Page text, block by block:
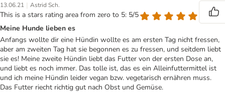
13.06.21 | Astrid Sch.
This is a stars rating area from zero to 5: 5/5
Meine Hunde lieben es
Anfangs wollte dir eine Hündin wollte es am ersten Tag nicht fressen,
aber am zweiten Tag hat sie begonnen es zu fressen, und seitdem liebt
sie es! Meine zweite Hündin liebt das Futter von der ersten Dose an,
und liebt es noch immer. Das tolle ist, das es ein Alleinfuttermittel ist
und ich meine Hündin leider vegan bzw. vegetarisch ernähren muss.
Das Futter riecht richtig gut nach Obst und Gemüse.